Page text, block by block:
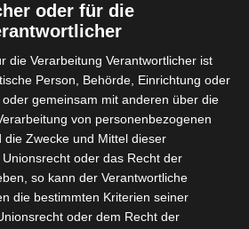
oder für die
die Verarbeitung Verantwortlicher ist
Person, Behörde, Einrichtung oder
gemeinsam mit anderen über die
von personenbezogenen
die Zwecke und Mittel dieser
oder das Recht der
so kann der Verantwortliche
die bestimmten Kriterien seiner
oder dem Recht der